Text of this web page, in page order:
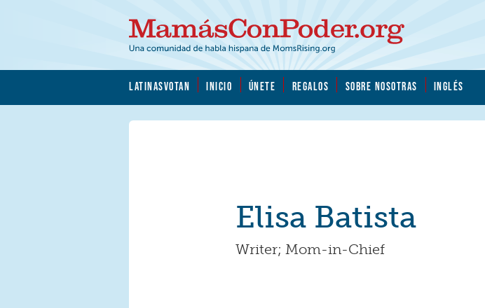
MamásConPoder.org
LATINASVOTAN INICIO ÚNETE REGALOS SOBRE NOSOTRAS INGLÉS
Elisa Batista
Writer; Mom-in-Chief